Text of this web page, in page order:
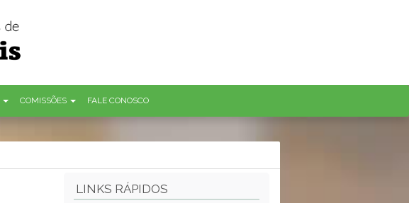
COMISSÕES FALE CONOSCO
LINKS RÁPIDOS